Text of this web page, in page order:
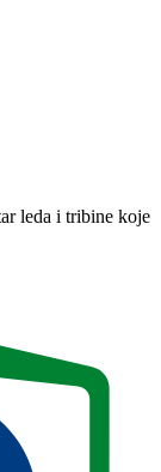
leda i tribine koje